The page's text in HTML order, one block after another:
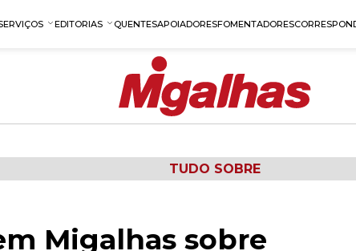
EDITORIAS QUENTESAPOIADORESFOMENTADORES
TUDO SOBRE
Migalhas sobre